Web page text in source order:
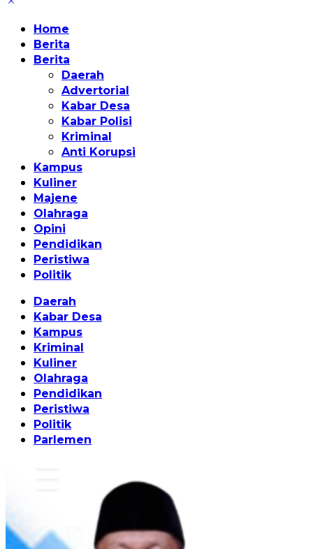
Home
Berita
Berita
Daerah
Advertorial
Kabar Desa
Kabar Polisi
Kriminal
Anti Korupsi
Kampus
Kuliner
Majene
Olahraga
Opini
Pendidikan
Peristiwa
Politik
Daerah
Kabar Desa
Kampus
Kriminal
Kuliner
Olahraga
Pendidikan
Peristiwa
Politik
Parlemen